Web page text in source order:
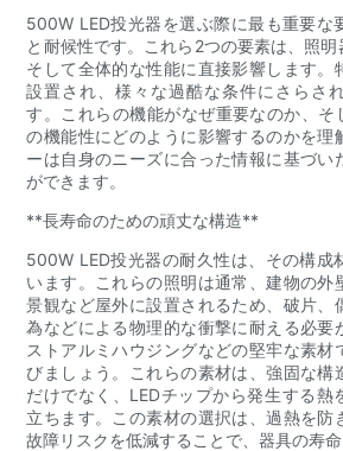
500W LED投光器を選ぶ際に最も重要な
と耐候性です。これら2つの要素は、照明
そして全体的な性能に直接影響します。
設置され、様々な過酷な条件にさらさ
す。これらの機能がなぜ重要なのか、そ
の機能性にどのように影響するのかを理
ーは自身のニーズに合った情報に基づい
ができます。
**長寿命のための頑丈な構造**
500W LED投光器の耐久性は、その構成
います。これらの照明は通常、建物の外
景観など屋外に設置されるため、破片、
為などによる物理的な衝撃に耐える必要
ストアルミハウジングなどの堅牢な素材
びましょう。これらの素材は、強固な構
だけでなく、LEDチップから発生する熱
立ちます。この素材の選択は、過熱を防
故障リスクを低減することで、器具の寿命